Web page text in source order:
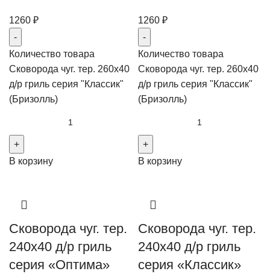
1260 ₽
Количество товара
Сковорода чуг. тер. 260х40
д/р гриль серия "Классик"
(Бризолль)
В корзину
1260 ₽
Количество товара
Сковорода чуг. тер. 260х40
д/р гриль серия "Классик"
(Бризолль)
В корзину
Сковорода чуг. тер.
240х40 д/р гриль
серия «Оптима»
Сковорода чуг. тер.
240х40 д/р гриль
серия «Классик»